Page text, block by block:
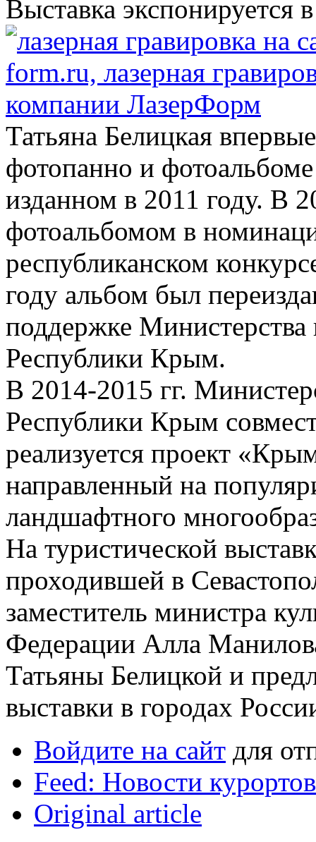
Выставка экспонируется
Татьяна Белицкая
фотопанно и
изданном в 2011 году. В
фотоальбомом в
республиканском
году альбом был
поддержке Министерства
Республики Крым.
В 2014-2015 гг.
Республики Крым
реализуется проект
направленный на
ландшафтного
На туристической
проходившей в
заместитель министра
Федерации Алла
Татьяны Белицкой и
выставки в городах
Войдите на сайт для
Feed: Новости
Original article